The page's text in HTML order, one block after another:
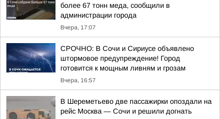
более 67 тонн меда, сообщили в
администрации города
Вчера, 17:07
СРОЧНО: В Сочи и Сириусе объявлено
штормовое предупреждение! Город
готовится к мощным ливням и грозам
Вчера, 16:57
В Шереметьево две пассажирки опоздали на
рейс Москва — Сочи и решили догнать